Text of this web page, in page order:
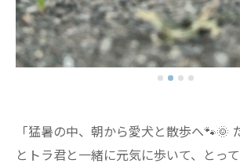
「猛暑の中、朝から愛犬と散歩へ🐾🌞
とトラ君と一緒に元気に歩いて、とっ